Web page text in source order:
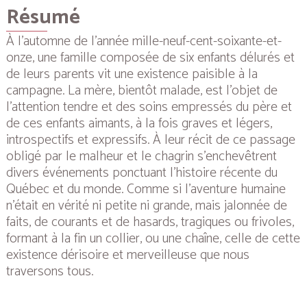
Résumé
À l’automne de l’année mille-neuf-cent-soixante-et-
onze, une famille composée de six enfants délurés et
de leurs parents vit une existence paisible à la
campagne. La mère, bientôt malade, est l’objet de
l’attention tendre et des soins empressés du père et
de ces enfants aimants, à la fois graves et légers,
introspectifs et expressifs. À leur récit de ce passage
obligé par le malheur et le chagrin s’enchevêtrent
divers événements ponctuant l’histoire récente du
Québec et du monde. Comme si l’aventure humaine
n’était en vérité ni petite ni grande, mais jalonnée de
faits, de courants et de hasards, tragiques ou frivoles,
formant à la fin un collier, ou une chaîne, celle de cette
existence dérisoire et merveilleuse que nous
traversons tous.